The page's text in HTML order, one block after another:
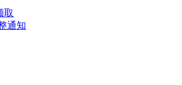
通知